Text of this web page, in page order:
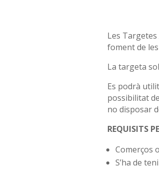
Les
foment de
La targeta
Es podrà
possibilitat
no disposar
REQUISITS
Comerços
S’ha de